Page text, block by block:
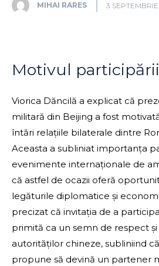
MIHAI RARES 3
Motivul
Viorica Dăncilă a explicat că
militară din Beijing a fost
întări relațiile bilaterale dintre
Aceasta a subliniat importanța
evenimente internaționale de
că astfel de ocazii oferă
legăturile diplomatice și
precizat că invitația de a
primită ca un semn de respect
autorităților chineze, subliniind
propune să devină un partener